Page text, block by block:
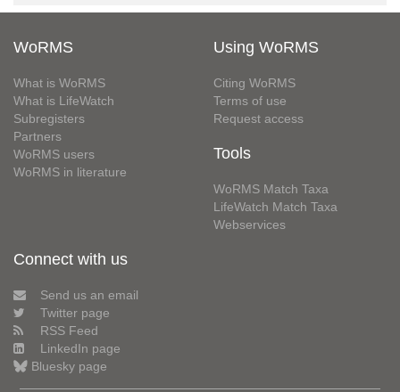
WoRMS
What is WoRMS
What is LifeWatch
Subregisters
Partners
WoRMS users
WoRMS in literature
Using WoRMS
Citing WoRMS
Terms of use
Request access
Tools
WoRMS Match Taxa
LifeWatch Match Taxa
Webservices
Connect with us
Send us an email
Twitter page
RSS Feed
LinkedIn page
Bluesky page